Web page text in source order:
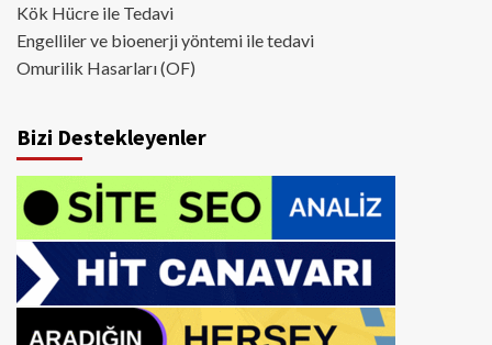
Kök Hücre ile Tedavi
Engelliler ve bioenerji yöntemi ile tedavi
Omurilik Hasarları (OF)
Bizi Destekleyenler